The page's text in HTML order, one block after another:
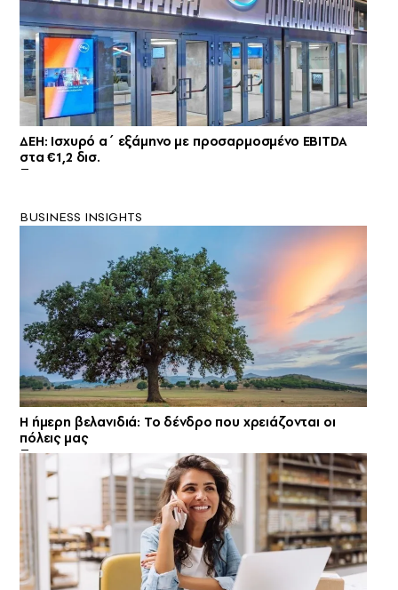
ΔΕΗ: Ισχυρό α΄ εξάμηνο με προσαρμοσμένο EBITDA
στα €1,2 δισ.
BUSINESS INSIGHTS
Η ήμερη βελανιδιά: Το δένδρο που χρειάζονται οι
πόλεις μας